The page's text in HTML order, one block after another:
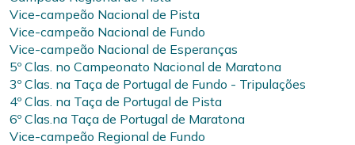
Vice-campeão Nacional de Pista
Vice-campeão Nacional de Fundo
Vice-campeão Nacional de Esperanças
5º Clas. no Campeonato Nacional de Maratona
3º Clas. na Taça de Portugal de Fundo - Tripulações
4º Clas. na Taça de Portugal de Pista
6º Clas.na Taça de Portugal de Maratona
Vice-campeão Regional de Fundo